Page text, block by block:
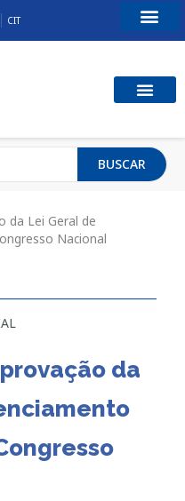
CIT
BUSCAR
da Lei Geral de
Nacional
da